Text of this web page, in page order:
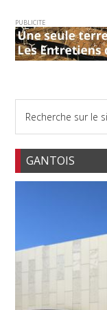
PUBLICITE
GANTOIS